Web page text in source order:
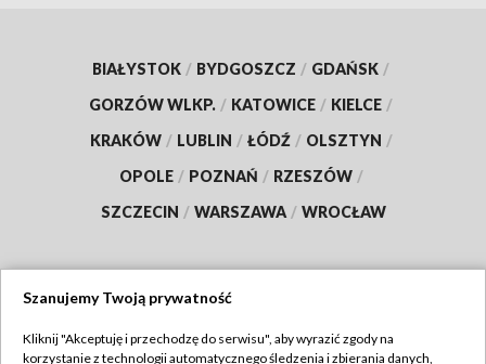
BIAŁYSTOK / BYDGOSZCZ / GDAŃSK /
GORZÓW WLKP. / KATOWICE / KIELCE /
KRAKÓW / LUBLIN / ŁÓDŹ / OLSZTYN /
OPOLE / POZNAŃ / RZESZÓW /
SZCZECIN / WARSZAWA / WROCŁAW
Szanujemy Twoją prywatność
Kliknij "Akceptuję i przechodzę do serwisu", aby wyrazić zgody na
korzystanie z technologii automatycznego śledzenia i zbierania danych,